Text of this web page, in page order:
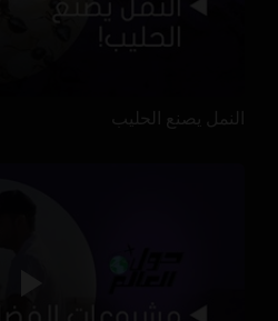
النمل يصنع الحليب